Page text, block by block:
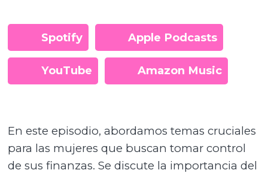
Spotify Apple Podcasts
YouTube Amazon Music
En este episodio, abordamos temas cruciales
para las mujeres que buscan tomar control
de sus finanzas. Se discute la importancia del